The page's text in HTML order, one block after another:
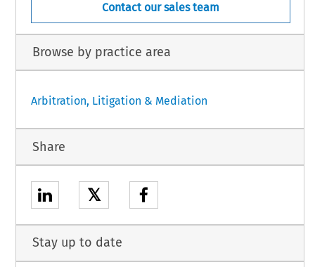
Contact our sales team
Browse by practice area
Arbitration, Litigation & Mediation
Share
𝕏
Stay up to date